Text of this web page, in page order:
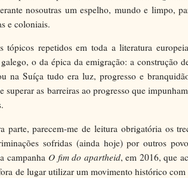
nosoutras um espelho, mundo e limpo,
e coloniais.
tópicos repetidos em toda a literatura
o da épica da emigração: a construção
na Suíça tudo era luz, progresso e
superar as barreiras ao progresso que
parte, parecem-me de leitura obrigatória os
sofridas (ainda hoje) por outros
campanha O fim do apartheid, em 2016, que
de lugar utilizar um movimento histórico